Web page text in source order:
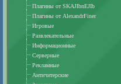
Плагины от SKAJIbnEJIb
Плагины от AlexandrFiner
Игровые
Развлекательные
Информационные
Серверные
Рекламные
Античитерские